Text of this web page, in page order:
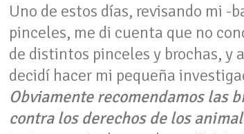
Uno de estos días, revisando mi
pinceles, me di cuenta que no
de distintos pinceles y brochas, y
decidí hacer mi pequeña
Obviamente recomendamos las
contra los derechos de los